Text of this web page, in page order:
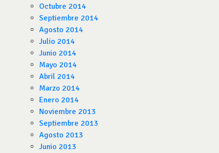
Octubre 2014
Septiembre 2014
Agosto 2014
Julio 2014
Junio 2014
Mayo 2014
Abril 2014
Marzo 2014
Enero 2014
Noviembre 2013
Septiembre 2013
Agosto 2013
Junio 2013